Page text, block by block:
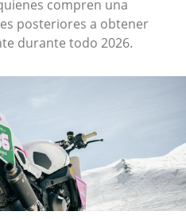
compren una
posteriores a obtener
durante todo 2026.